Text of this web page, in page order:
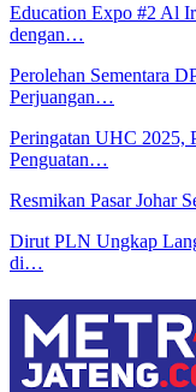
Education Expo #2 Al
dengan…
Perolehan Sementara
Perjuangan…
Peringatan UHC 2025,
Penguatan…
Resmikan Pasar Johar
Dirut PLN Ungkap
di…